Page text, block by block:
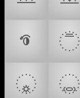
𝧰
𝨓
𝩆
𝩈